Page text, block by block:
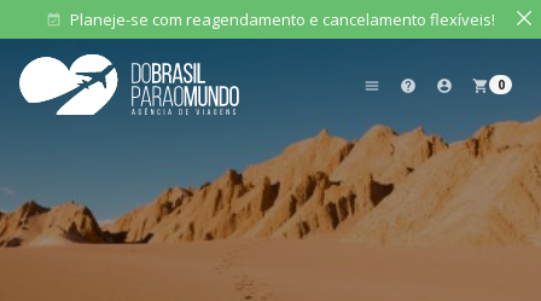
event_available Planeje-se com reagendamento e cancelamento flexíveis!
menu help account_circle shopping_cart 0